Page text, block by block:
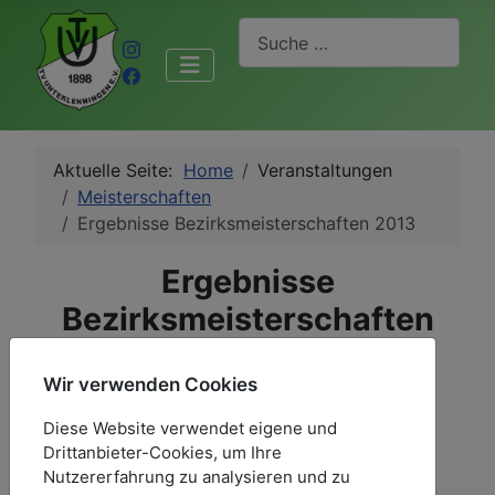
Aktuelle Seite: Home
Veranstaltungen
Meisterschaften
Ergebnisse Bezirksmeisterschaften 2013
Ergebnisse
Bezirksmeisterschaften
Männer
Frauen
Junioren
Wir verwenden Cookies
Diese Website verwendet eigene und
Drittanbieter-Cookies, um Ihre
Nutzererfahrung zu analysieren und zu